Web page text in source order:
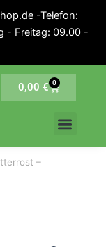
-Telefon:
- Freitag: 09.00 -
0,00 € 0
Warenkorb
–